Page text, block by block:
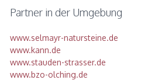
Partner in der Umgebung
www.selmayr-natursteine.de
www.kann.de
www.stauden-strasser.de
www.bzo-olching.de